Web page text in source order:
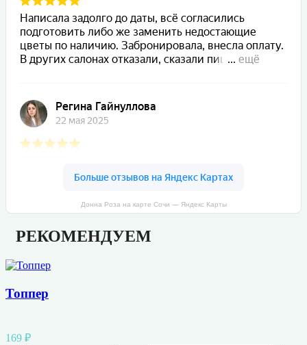
Донна Роза на карте Сочи — Яндекс Карты
РЕКОМЕНДУЕМ
Топпер
169 ₽